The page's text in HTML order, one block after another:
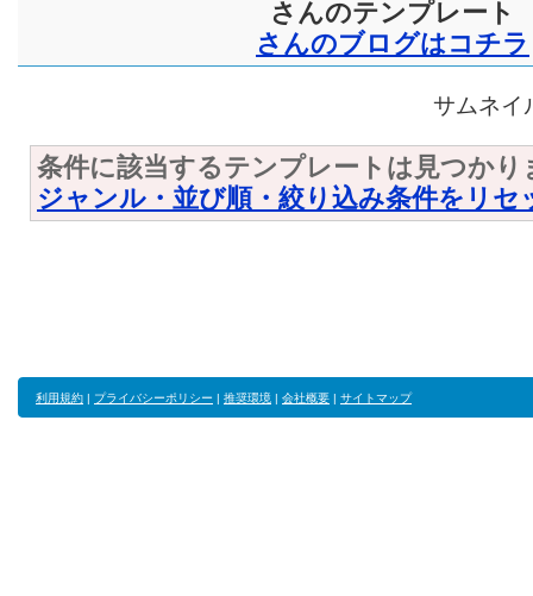
さんのテンプレート
さんのブログはコチラ
サムネイ
条件に該当するテンプレートは見つかり
ジャンル・並び順・絞り込み条件をリセ
利用規約 | プライバシーポリシー | 推奨環境 | 会社概要 | サイトマップ